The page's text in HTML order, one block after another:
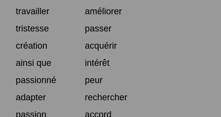
travailler
améliorer
tristesse
passer
création
acquérir
ainsi que
intérêt
passionné
peur
adapter
rechercher
passion
accord